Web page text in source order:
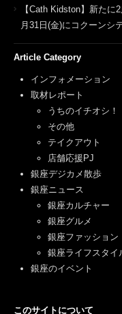
【Cath Kidston】新た
月31日(金)にコクーンシ
Article Category
インフォメーション
取材レポート
うちのイチオシ！
その他
テイクアウト
店舗応援PJ
銀座デジカメ散歩
銀座ニュース
銀座カルチャー
銀座グルメ
銀座ファッション
銀座ライフスタイ
銀座のイベント
このサイトについて